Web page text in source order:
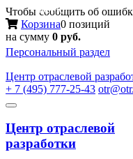
Чтобы сообщить об
Корзина0 позиций
на сумму 0 руб.
Персональный раздел
Центр отраслевой
+ 7 (495) 777-25-43
Toggle
Меню
Центр отраслевой
разработки